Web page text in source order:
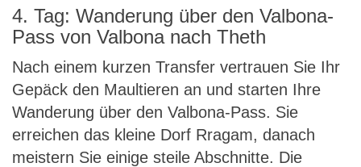
4. Tag: Wanderung über den Valbona-
Pass von Valbona nach Theth
Nach einem kurzen Transfer vertrauen Sie Ihr
Gepäck den Maultieren an und starten Ihre
Wanderung über den Valbona-Pass. Sie
erreichen das kleine Dorf Rragam, danach
meistern Sie einige steile Abschnitte. Die